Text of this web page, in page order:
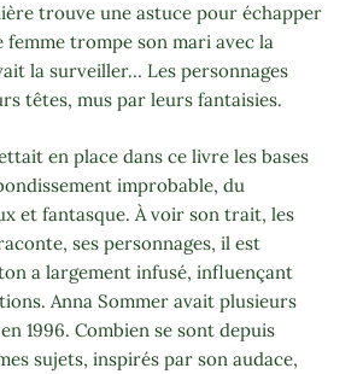
trouve une astuce pour échapper
femme trompe son mari avec la
la surveiller… Les personnages
têtes, mus par leurs fantaisies.
en place dans ce livre les bases
improbable, du
et fantasque. À voir son trait, les
ses personnages, il est
a largement infusé, influençant
Anna Sommer avait plusieurs
1996. Combien se sont depuis
sujets, inspirés par son audace,